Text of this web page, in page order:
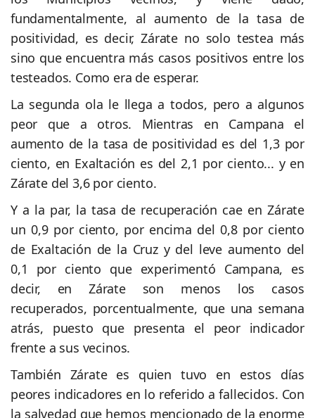
fundamentalmente, al aumento de la tasa de
positividad, es decir, Zárate no solo testea más
sino que encuentra más casos positivos entre los
testeados. Como era de esperar.
La segunda ola le llega a todos, pero a algunos
peor que a otros. Mientras en Campana el
aumento de la tasa de positividad es del 1,3 por
ciento, en Exaltación es del 2,1 por ciento... y en
Zárate del 3,6 por ciento.
Y a la par, la tasa de recuperación cae en Zárate
un 0,9 por ciento, por encima del 0,8 por ciento
de Exaltación de la Cruz y del leve aumento del
0,1 por ciento que experimentó Campana, es
decir, en Zárate son menos los casos
recuperados, porcentualmente, que una semana
atrás, puesto que presenta el peor indicador
frente a sus vecinos.
También Zárate es quien tuvo en estos días
peores indicadores en lo referido a fallecidos. Con
la salvedad que hemos mencionado de la enorme